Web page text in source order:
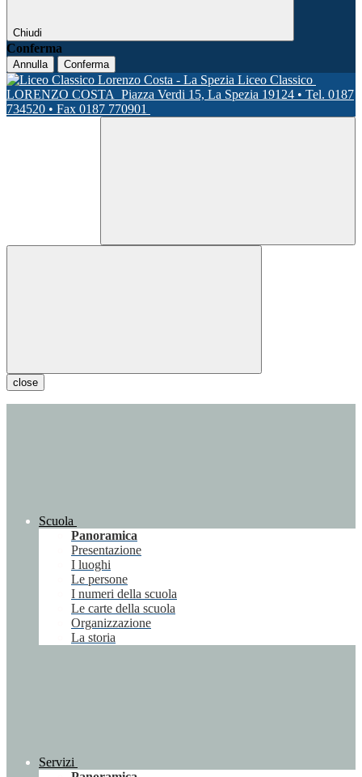
Chiudi
Conferma
Annulla Conferma
Liceo Classico
LORENZO COSTA Piazza Verdi 15, La Spezia 19124 • Tel. 0187
734520 • Fax 0187 770901
close
Scuola
Panoramica
Presentazione
I luoghi
Le persone
I numeri della scuola
Le carte della scuola
Organizzazione
La storia
Servizi